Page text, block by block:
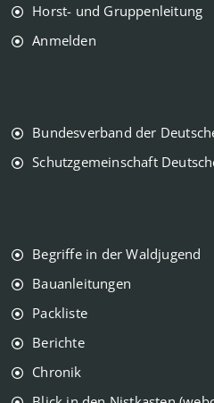
Horst- und Gruppenleitung
Anmelden
Bundesverband der
Schutzgemeinschaft
Begriffe in der Waldjugend
Bauanleitungen
Packliste
Berichte
Chronik